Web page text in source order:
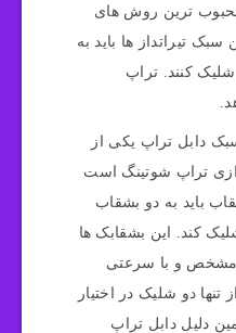
ترین روش های
تیراتداز ها باید به
کنند. تراپ
دابل تراپ یکی از
تراپ شوتینگ است
باید به دو بشقاب
کند. این بشقابک ها
مشخص و با سرعتی
دو شلیک در اختیار
دلیل دابل تراپ